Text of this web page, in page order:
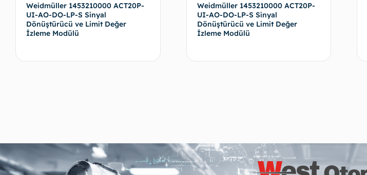
Weidmüller 1453210000 ACT20P-
UI-AO-DO-LP-S Sinyal
Dönüştürücü ve Limit Değer
İzleme Modülü
Weidmüller 1453210000 ACT20P-
UI-AO-DO-LP-S Sinyal
Dönüştürücü ve Limit Değer
İzleme Modülü